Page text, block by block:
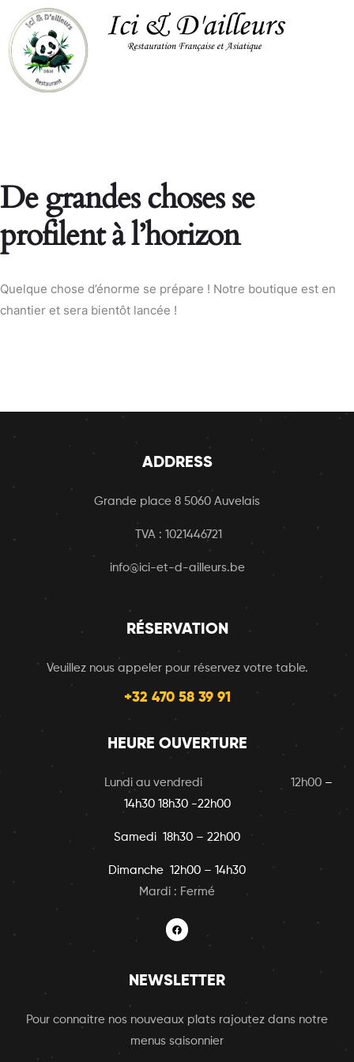
De grandes choses se
profilent à l’horizon
Quelque chose d’énorme se prépare ! Notre boutique est en
chantier et sera bientôt lancée !
ADDRESS
Grande place 8 5060 Auvelais
TVA : 1021446721
info@ici-et-d-ailleurs.be
RÉSERVATION
Veuillez nous appeler pour réservez votre table.
+32 470 58 39 91
HEURE OUVERTURE
Lundi au vendredi 12h00–
14h30 18h30 -22h00
Samedi 18h30 – 22h00
Dimanche 12h00 – 14h30
Mardi : Fermé
NEWSLETTER
Pour connaitre nos nouveaux plats rajoutez dans notre
menus saisonnier